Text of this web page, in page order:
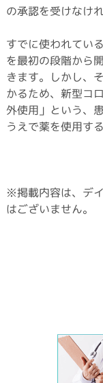
の承認を受けなけ
すでに使われてい
を最初の段階から
きます。しかし、
かるため、新型コ
外使用」という、
うえで薬を使用す
※掲載内容は、デ
はございません。